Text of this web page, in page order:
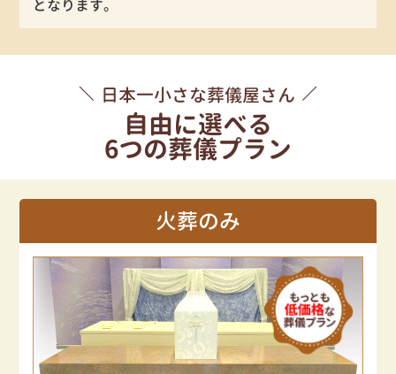
となります。
日本一小さな葬儀屋さん
自由に選べる
6つの葬儀プラン
火葬のみ